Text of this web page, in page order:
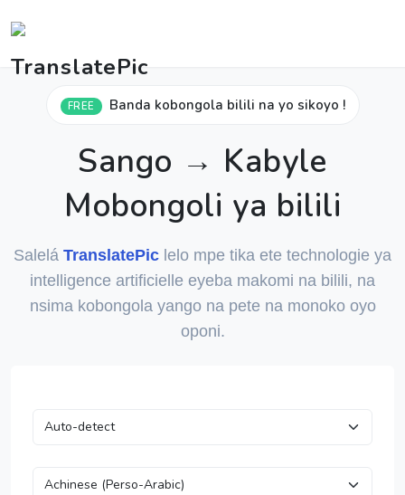
FREE Banda kobongola bilili na yo sikoyo !
Sango → Kabyle
Mobongoli ya bilili
Salelá TranslatePic lelo mpe tika ete technologie ya
intelligence artificielle eyeba makomi na bilili, na
nsima kobongola yango na pete na monoko oyo
oponi.